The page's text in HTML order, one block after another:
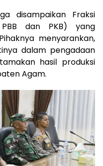
disampaikan Fraksi
dan PKB) yang
menyarankan,
dalam pengadaan
hasil produksi
Agam.